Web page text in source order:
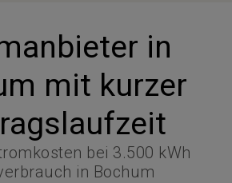
in
mit kurzer
bei 3.500 kWh
in Bochum